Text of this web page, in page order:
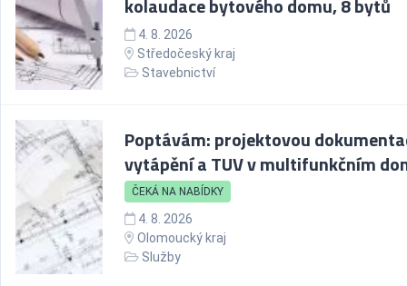
kolaudace bytového domu, 8 bytů
4. 8. 2026
Středočeský kraj
Stavebnictví
Poptávám: projektovou
vytápění a TUV v multifunkčním
ČEKÁ NA NABÍDKY
4. 8. 2026
Olomoucký kraj
Služby